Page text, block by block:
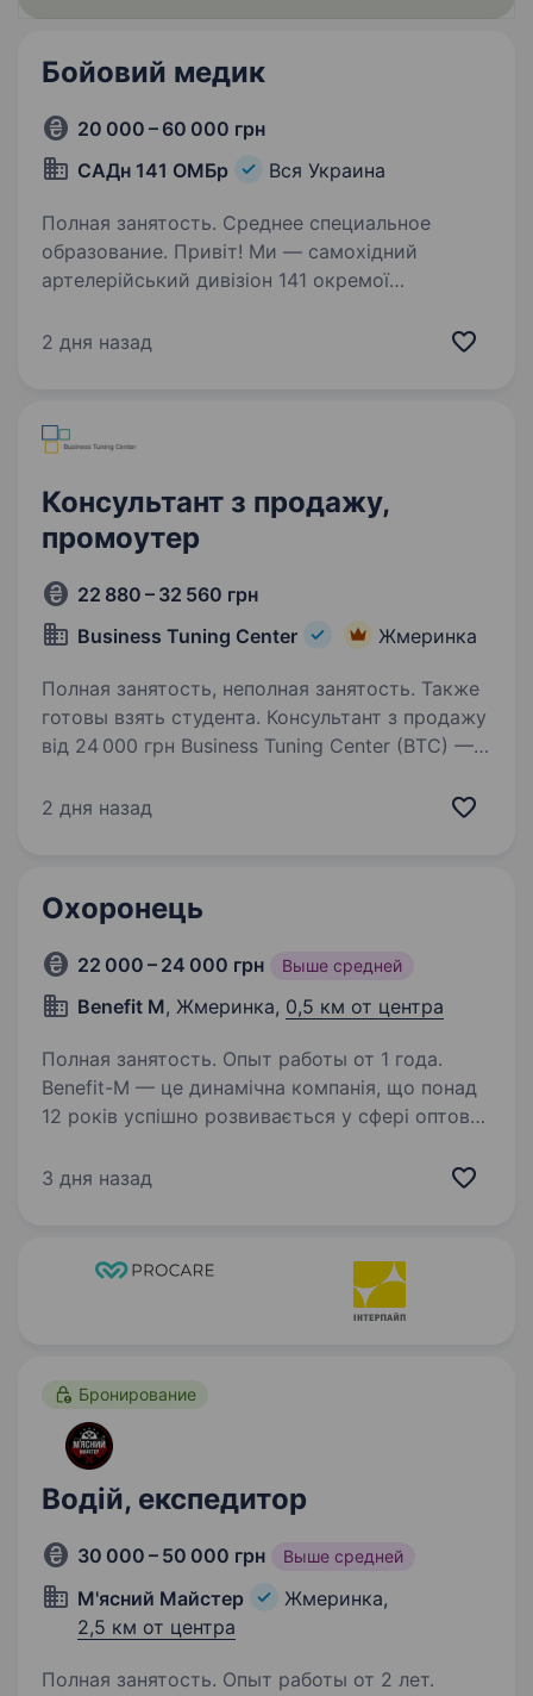
Бойовий медик
20 000 – 60 000 грн
САДн 141 ОМБр
Вся Украина
Полная занятость. Среднее специальное
образование. Привіт! Ми — самохідний
артелерійський дивізіон 141 окремої
ефективний підрозділ, який бореться за мир і
2 дня назад
Консультант з продажу,
промоутер
22 880 – 32 560 грн
Business Tuning Center
Жмеринка
Полная занятость, неполная занятость. Также
готовы взять студента. Консультант з продажу
від 24 000 грн Business Tuning Center (BTC) —
комунікацій в Україні з понад 20-річним
2 дня назад
Охоронець
22 000 – 24 000 грн Выше средней
Benefit M, Жмеринка, 0,5 км от центра
Полная занятость. Опыт работы от 1 года.
Benefit-M — це динамічна компанія, що понад
12 років успішно розвивається у сфері оптової
Шукаємо «Охоронця» в магазина
3 дня назад
Бронирование
Водій, експедитор
30 000 – 50 000 грн Выше средней
М'ясний Майстер
Жмеринка,
2,5 км от центра
Полная занятость. Опыт работы от 2 лет.